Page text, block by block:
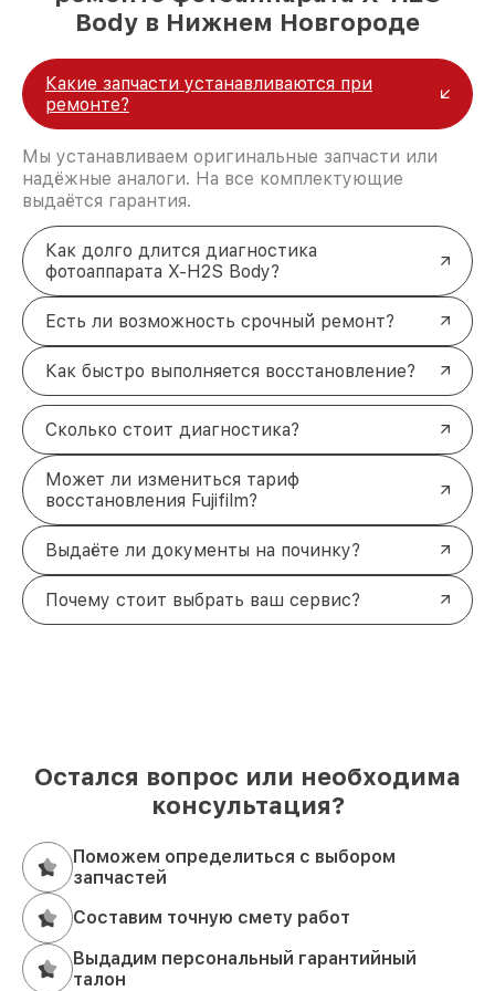
Body в Нижнем Новгороде
Какие запчасти устанавливаются при
ремонте?
Мы устанавливаем оригинальные запчасти или
надёжные аналоги. На все комплектующие
выдаётся гарантия.
Как долго длится диагностика
фотоаппарата X-H2S Body?
Есть ли возможность срочный ремонт?
Как быстро выполняется восстановление?
Сколько стоит диагностика?
Может ли измениться тариф
восстановления Fujifilm?
Выдаёте ли документы на починку?
Почему стоит выбрать ваш сервис?
Остался вопрос или необходима
консультация?
Поможем определиться с выбором
запчастей
Составим точную смету работ
Выдадим персональный гарантийный
талон